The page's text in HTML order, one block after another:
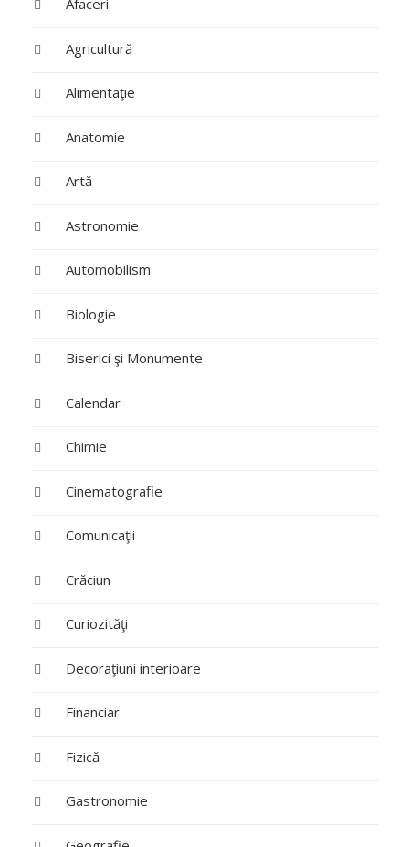
Afaceri
Agricultură
Alimentaţie
Anatomie
Artă
Astronomie
Automobilism
Biologie
Biserici şi Monumente
Calendar
Chimie
Cinematografie
Comunicaţii
Crăciun
Curiozităţi
Decoraţiuni interioare
Financiar
Fizică
Gastronomie